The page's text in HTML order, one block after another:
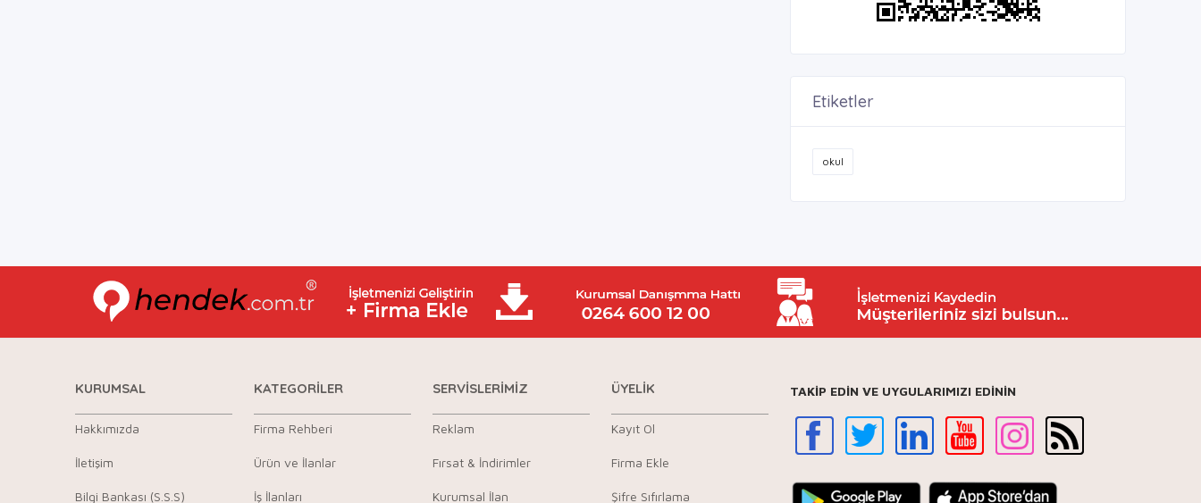
Etiketler
okul
KURUMSAL
Hakkımızda
İletişim
Bilgi Bankası (S.S.S)
KATEGORİLER
Firma Rehberi
Ürün ve İlanlar
İş İlanları
SERVİSLERİMİZ
Reklam
Fırsat & İndirimler
Kurumsal İlan
ÜYELİK
Kayıt Ol
Firma Ekle
Şifre Sıfırlama
TAKİP EDİN VE UYGULARIMIZI EDİNİN